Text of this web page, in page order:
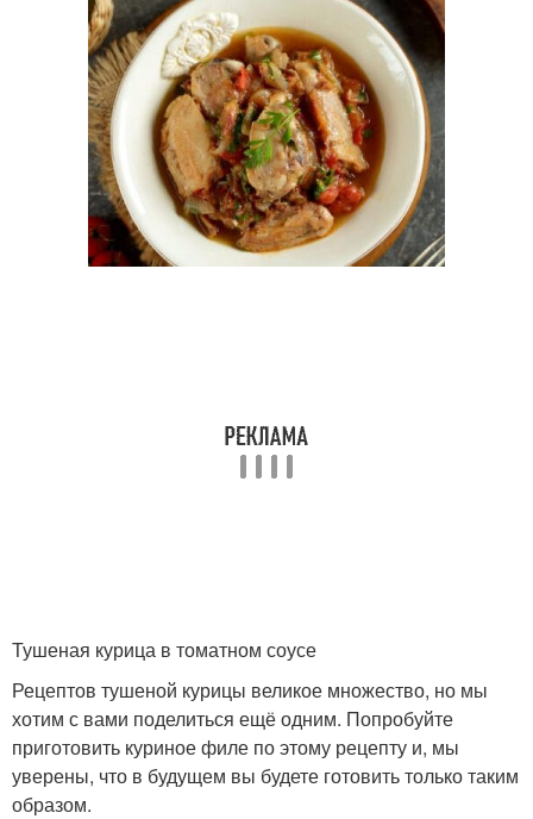
Тушеная курица в томатном соусе
Рецептов тушеной курицы великое множество, но мы
хотим с вами поделиться ещё одним. Попробуйте
приготовить куриное филе по этому рецепту и, мы
уверены, что в будущем вы будете готовить только таким
образом.